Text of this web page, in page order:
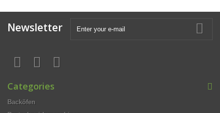
Newsletter
Categories
Backöfen